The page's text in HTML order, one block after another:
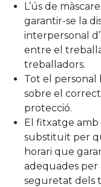
L’ús de
garantir-se la
interpersonal
entre el
treballadors.
Tot el personal
sobre el
protecció.
El fitxatge amb
substituït per
horari que
adequades per
seguretat dels